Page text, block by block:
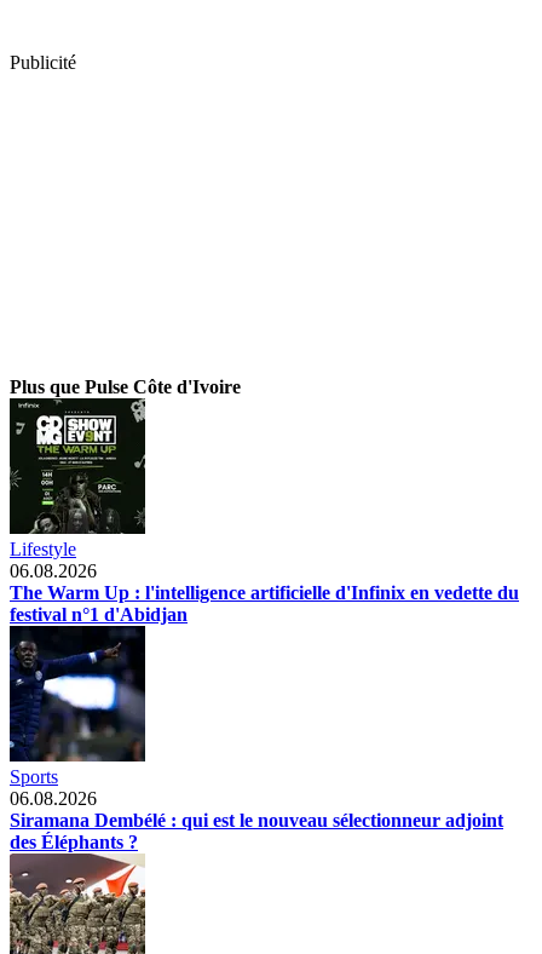
Publicité
Plus que Pulse Côte d'Ivoire
Lifestyle
06.08.2026
The Warm Up : l'intelligence artificielle d'Infinix en vedette du
festival n°1 d'Abidjan
Sports
06.08.2026
Siramana Dembélé : qui est le nouveau sélectionneur adjoint
des Éléphants ?